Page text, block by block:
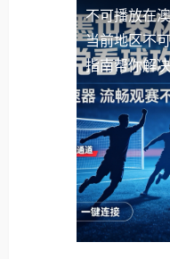
不可播放在
当前地区不
指南帮你解决